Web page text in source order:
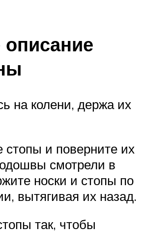
описание
на колени, держа их
стопы и поверните их
смотрели в
носки и стопы по
вытягивая их назад.
так, чтобы